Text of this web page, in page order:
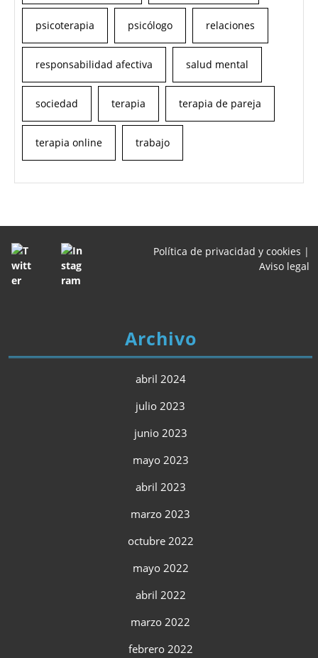
psicoterapia psicólogo relaciones
responsabilidad afectiva salud mental
sociedad terapia terapia de pareja
terapia online trabajo
Política de privacidad y cookies |
Aviso legal
Archivo
abril 2024
julio 2023
junio 2023
mayo 2023
abril 2023
marzo 2023
octubre 2022
mayo 2022
abril 2022
marzo 2022
febrero 2022